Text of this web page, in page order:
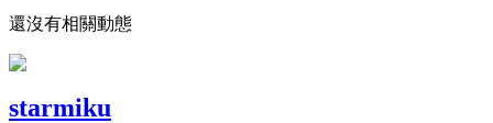
還沒有相關動態
starmiku